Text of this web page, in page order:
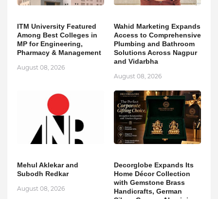
ITM University Featured
Among Best Colleges in
MP for Engineering,
Pharmacy & Management
August 08, 2026
Wahid Marketing Expands
Access to Comprehensive
Plumbing and Bathroom
Solutions Across Nagpur
and Vidarbha
August 08, 2026
Mehul Aklekar and
Subodh Redkar
August 08, 2026
Decorglobe Expands Its
Home Décor Collection
with Gemstone Brass
Handicrafts, German